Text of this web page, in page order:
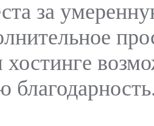
за
хостинге